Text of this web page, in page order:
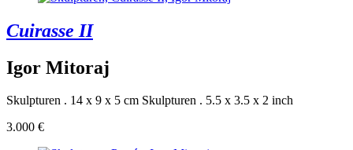
Cuirasse II
Igor Mitoraj
Skulpturen . 14 x 9 x 5 cm Skulpturen . 5.5 x 3.5 x 2 inch
3.000 €